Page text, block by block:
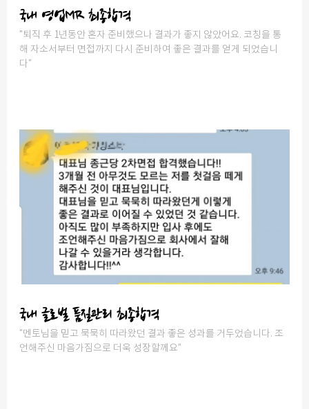
국내 영업MR 최종합격
"퇴직 후 1년동안 혼자 준비했으나 결과가 좋지 않았어요. 코칭을 통
해 자소서부터 면접까지 다시 준비하여 좋은 결과를 얻게 되었습니
다"
국내 글로벌 품질관리 최종합격
"멘토님을 믿고 묵묵히 따라왔던 결과 좋은 성과를 거두었습니다. 조
언해주신 마음가짐으로 더욱 성장할께요"